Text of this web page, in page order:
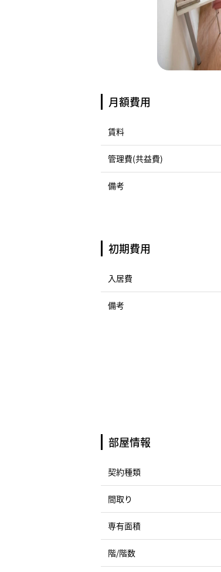
月額費用
賃料
管理費(共益費)
備考
初期費用
入居費
備考
部屋情報
契約種類
間取り
専有面積
階/階数